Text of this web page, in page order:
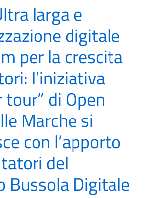
larga e
digitale
per la crescita
l’iniziativa
tour” di Open
Marche si
con l’apporto
del
Bussola Digitale